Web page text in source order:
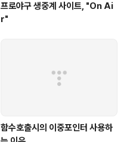
프로야구 생중계 사이트, "On Ai
r"
함수호출시의 이중포인터 사용하